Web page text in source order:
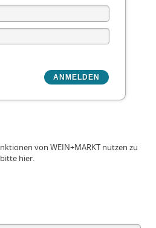
von WEIN+MARKT nutzen zu
hier.